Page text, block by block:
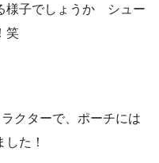
様子でしょうか シュー
笑
クターで、ポーチには
た！